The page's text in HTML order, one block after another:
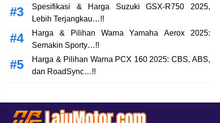
Spesifikasi & Harga Suzuki GSX-R750 2025,
Lebih Terjangkau…!!
Harga & Pilihan Warna Yamaha Aerox 2025:
Semakin Sporty…!!
Harga & Pilihan Warna PCX 160 2025: CBS, ABS,
dan RoadSync…!!